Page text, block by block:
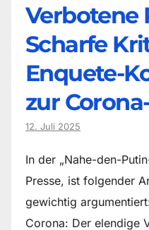
Verbotene
Scharfe
Enquete-
zur
12. Juli 2025
In der „Nahe-den-
Presse, ist folgender
gewichtig
Corona: Der elendige